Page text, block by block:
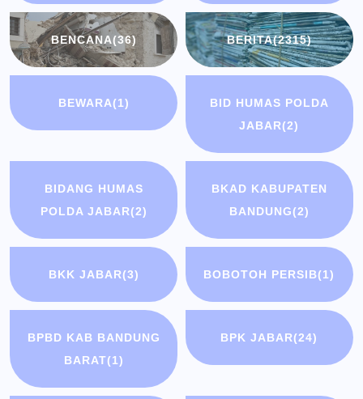
BENCANA(36) BERITA(2315)
BEWARA(1)
BID HUMAS POLDA
JABAR(2)
BIDANG HUMAS
POLDA JABAR(2)
BKAD KABUPATEN
BANDUNG(2)
BKK JABAR(3) BOBOTOH PERSIB(1)
BPBD KAB BANDUNG
BARAT(1)
BPK JABAR(24)